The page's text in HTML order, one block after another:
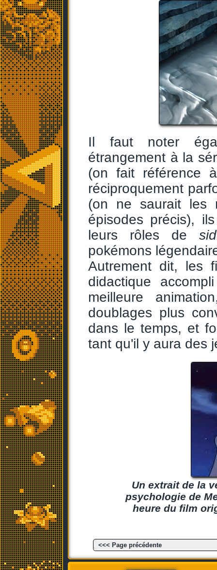
Il faut noter
étrangement à la
(on fait référence
réciproquement
(on ne saurait les
épisodes précis),
leurs rôles de
pokémons
Autrement dit, les
didactique
meilleure
doublages plus
dans le temps, et
tant qu'il y aura des
Un extrait de la
psychologie de
heure du film
<<< Page précédente